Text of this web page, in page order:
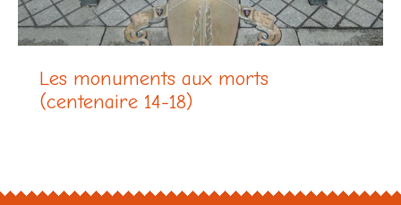
Les monuments aux morts
(centenaire 14-18)